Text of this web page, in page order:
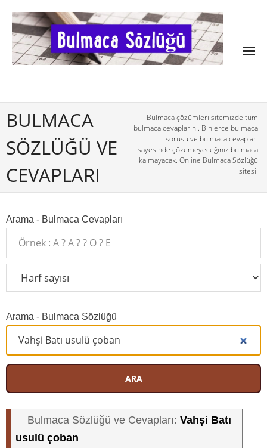
BULMACA
SÖZLÜĞÜ VE
CEVAPLARI
Bulmaca çözümleri sitemizde tüm
bulmaca cevaplarını. Binlerce bulmaca
sorusu ve bulmaca cevapları
sayesinde çözemeyeceğiniz bulmaca
kalmayacak. Online Bulmaca Sözlüğü
sitesi.
Arama - Bulmaca Cevapları
Arama - Bulmaca Sözlüğü
ARA
Bulmaca Sözlüğü ve Cevapları: Vahşi Batı
usulü çoban